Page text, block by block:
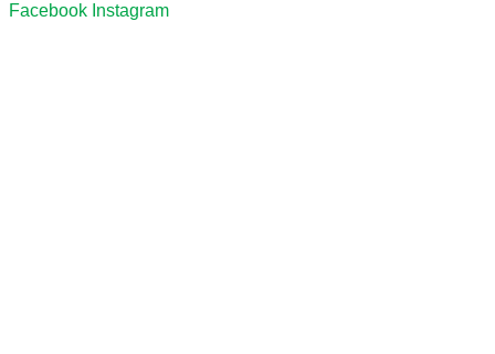
Facebook Instagram